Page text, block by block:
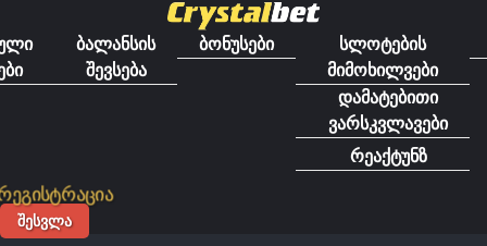
შინაარსზებალანსის
შევსება
ბონუსები
სლოტების
მიმოხილვები
დამატებითი
ვარსკვლავები
რეაქტუნზ
ᲨᲔᲡᲕᲚᲐ